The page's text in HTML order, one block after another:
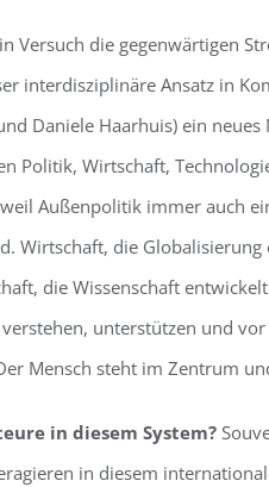
Versuch die gegenwärtigen
interdisziplinäre Ansatz in
Daniele Haarhuis) ein
Politik, Wirtschaft,
Außenpolitik immer auch
Wirtschaft, die
die Wissenschaft
unterstützen und
Mensch steht im Zentrum
in diesem System?
in diesem